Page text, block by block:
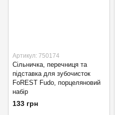
Артикул: 750174
Сільничка, перечниця та
підставка для зубочисток
FoREST Fudo, порцеляновий
набір
133 грн